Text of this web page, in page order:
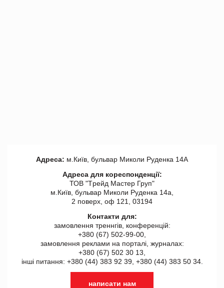
Адреса: м.Київ, бульвар Миколи Руденка 14А
Адреса для кореспонденції:
ТОВ "Tрейд Мастер Груп"
м.Київ, бульвар Миколи Руденка 14а,
2 поверх, оф 121, 03194
Контакти для:
замовлення треннгів, конференцій:
+380 (67) 502-99-00,
замовлення реклами на порталі, журналах:
+380 (67) 502 30 13,
інші питання: +380 (44) 383 92 39, +380 (44) 383 50 34.
написати нам